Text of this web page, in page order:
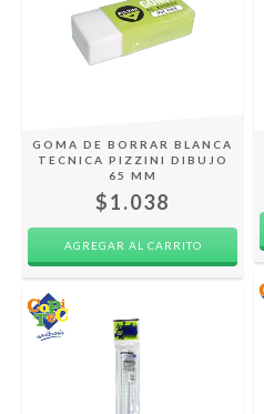
GOMA DE BORRAR BLANCA
TECNICA PIZZINI DIBUJO
65 MM
$1.038